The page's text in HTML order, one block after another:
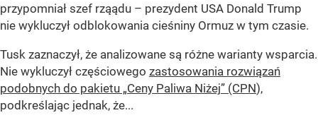
przypomniał szef rząądu – prezydent USA Donald Trump
nie wykluczył odblokowania cieśniny Ormuz w tym czasie.
Tusk zaznaczył, że analizowane są różne warianty wsparcia.
Nie wykluczył częściowego zastosowania rozwiązań
podobnych do pakietu „Ceny Paliwa Niżej” (CPN),
podkreślając jednak, że...